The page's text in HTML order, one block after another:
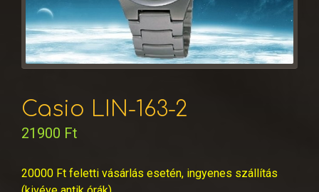
Casio LIN-163-2
21900 Ft
20000 Ft feletti vásárlás esetén, ingyenes szállítás